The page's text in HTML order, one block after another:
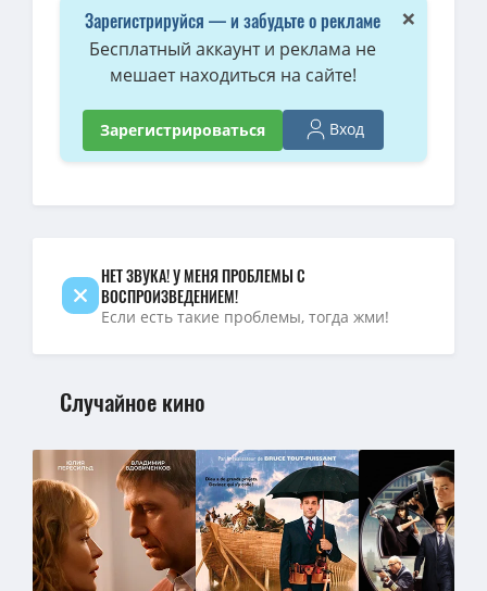
×
Зарегистрируйся — и забудьте о рекламе
Бесплатный аккаунт и реклама не
мешает находиться на сайте!
Зарегистрироваться Вход
НЕТ ЗВУКА! У МЕНЯ ПРОБЛЕМЫ С
ВОСПРОИЗВЕДЕНИЕМ!
Если есть такие проблемы, тогда жми!
Случайное кино